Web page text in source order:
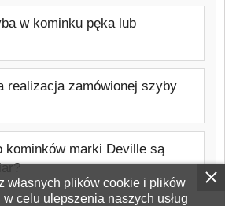
własnych plików cookie i plików
celu ulepszenia naszych usług
wymiana jest
jednak należy
i stosować się do
urządzenia. Warto też
firmy zewnętrznej, która
za prawidłowy
w kominku pęka lub
jest błędnie
nieprawidłowe
zła jakość opału
ciąg kominowy.
realizacja zamówionej szyby
zamówienia wynosi od
dni roboczych.
kominków marki Deville są
pieców lub kominków marki